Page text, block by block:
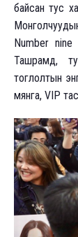
байсан тус
Number
Ташрамд,
тоглолтын
мянга, VIP